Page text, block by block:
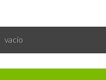
vacío